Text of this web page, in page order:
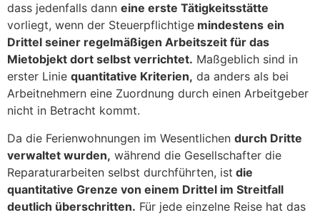
dass jedenfalls dann eine erste Tätigkeitsstätte
vorliegt, wenn der Steuerpflichtige mindestens ein
Drittel seiner regelmäßigen Arbeitszeit für das
Mietobjekt dort selbst verrichtet. Maßgeblich sind in
erster Linie quantitative Kriterien, da anders als bei
Arbeitnehmern eine Zuordnung durch einen Arbeitgeber
nicht in Betracht kommt.
Da die Ferienwohnungen im Wesentlichen durch Dritte
verwaltet wurden, während die Gesellschafter die
Reparaturarbeiten selbst durchführten, ist die
quantitative Grenze von einem Drittel im Streitfall
deutlich überschritten. Für jede einzelne Reise hat das